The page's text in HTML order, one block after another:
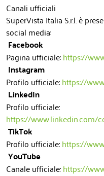
Canali ufficiali
SuperVista Italia S.r.l. è
social media:
Facebook
Pagina ufficiale:https://
Instagram
Profilo ufficiale:https://
LinkedIn
Profilo ufficiale:
https://www.linkedin.com/
TikTok
Profilo ufficiale:https://
YouTube
Canale ufficiale:https://